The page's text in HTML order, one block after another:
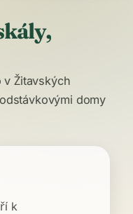
Žitavských
domy
k